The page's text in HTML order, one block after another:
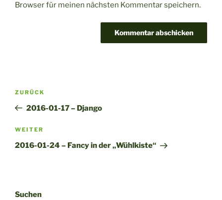
Browser für meinen nächsten Kommentar speichern.
e
r
a
t
:
Beitragsnavigation
Vorheriger
Beitrag
ZURÜCK
2016-01-17 – Django
Nächster
Beitrag
WEITER
2016-01-24 – Fancy in der „Wühlkiste“
Suchen